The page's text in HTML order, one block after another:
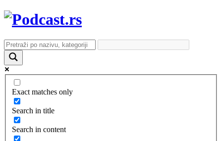
Exact matches only
Search in title
Search in content